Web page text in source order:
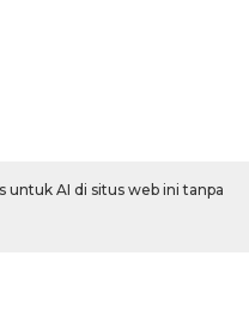
AI di situs web ini tanpa